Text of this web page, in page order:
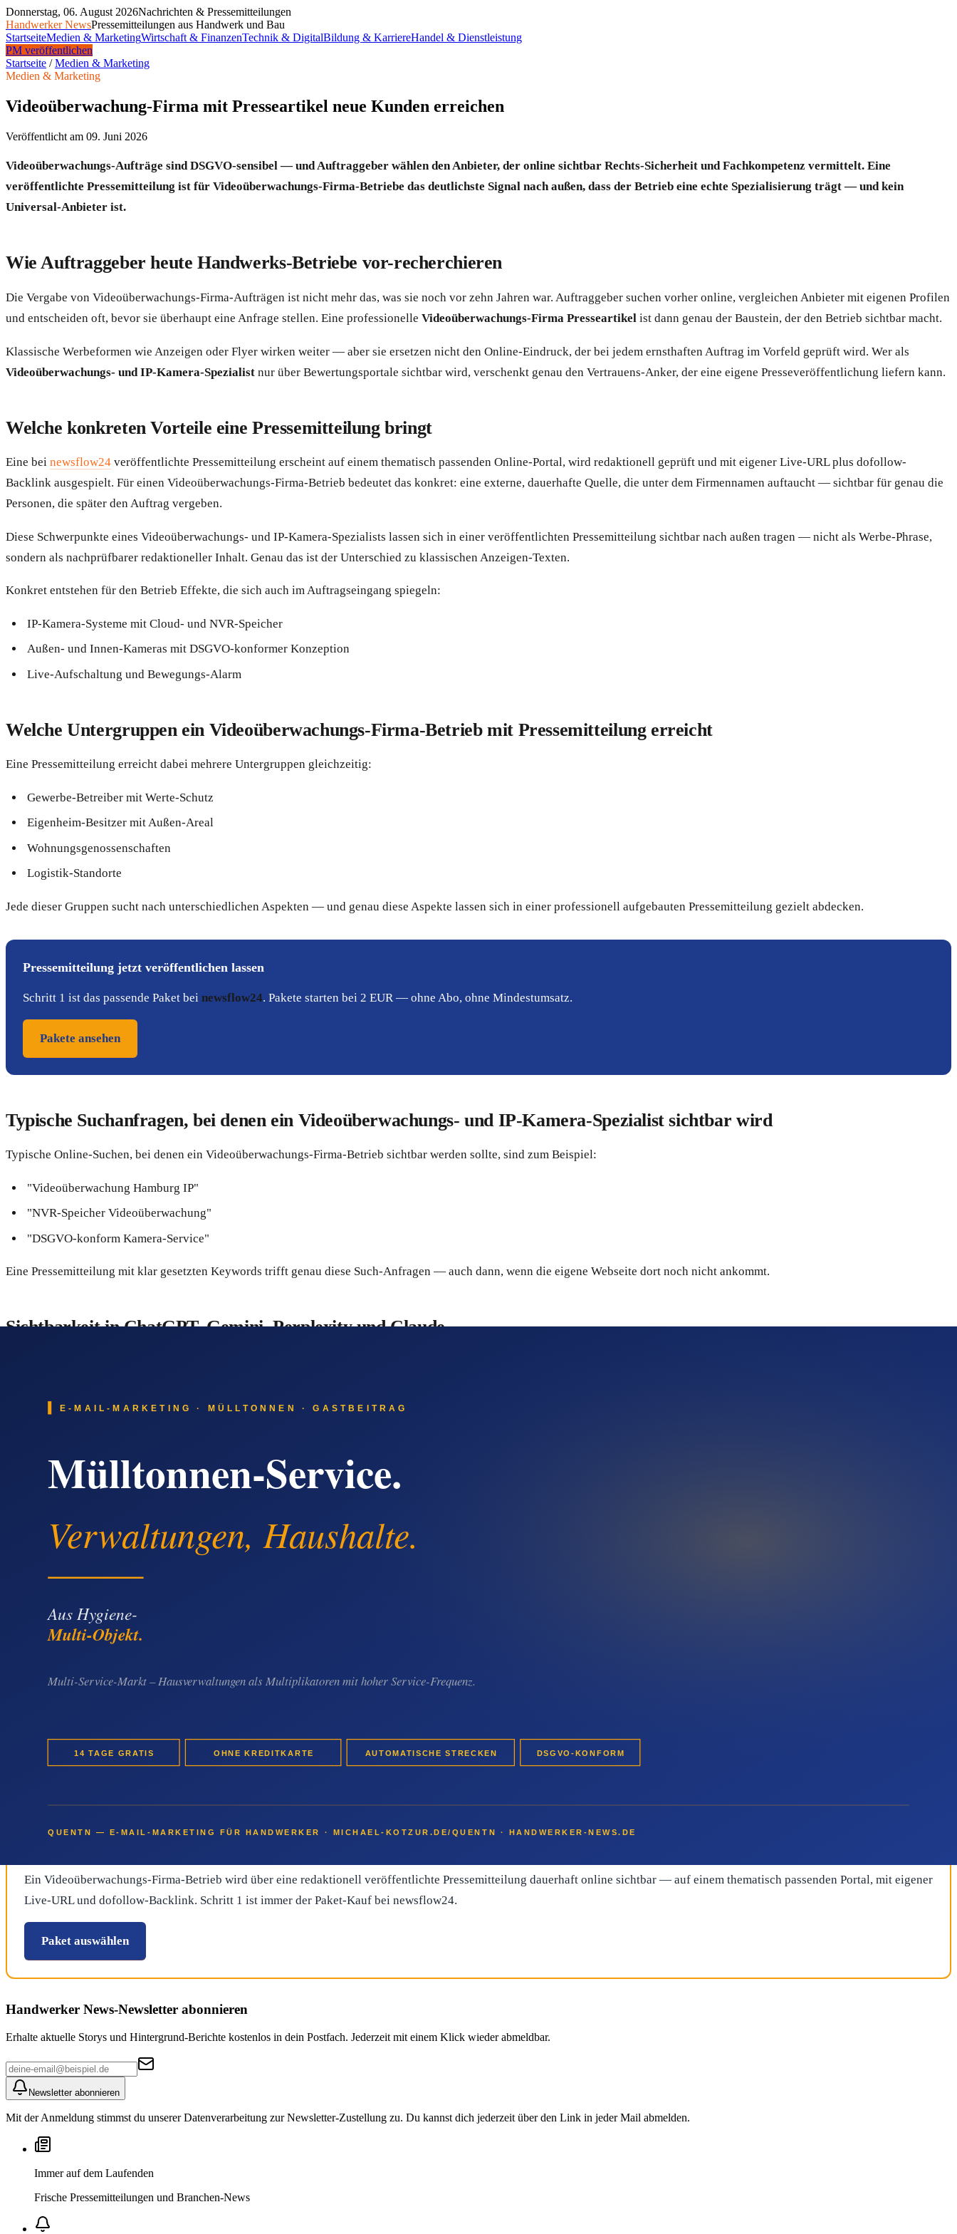
Donnerstag, 06. August 2026Nachrichten & Pressemitteilungen
Handwerker NewsPressemitteilungen aus Handwerk und Bau
StartseiteMedien & MarketingWirtschaft & FinanzenTechnik & DigitalBildung & KarriereHandel & Dienstleistung
PM veröffentlichen
Startseite /Medien & Marketing
Medien & Marketing
Videoüberwachung-Firma mit Presseartikel neue Kunden erreichen
Veröffentlicht am 09. Juni 2026
Videoüberwachungs-Aufträge sind DSGVO-sensibel — und Auftraggeber wählen den Anbieter, der online sichtbar Rechts-Sicherheit und Fachkompetenz vermittelt. Eine
veröffentlichte Pressemitteilung ist für Videoüberwachungs-Firma-Betriebe das deutlichste Signal nach außen, dass der Betrieb eine echte Spezialisierung trägt — und kein
Universal-Anbieter ist.
Wie Auftraggeber heute Handwerks-Betriebe vor-recherchieren
Die Vergabe von Videoüberwachungs-Firma-Aufträgen ist nicht mehr das, was sie noch vor zehn Jahren war. Auftraggeber suchen vorher online, vergleichen Anbieter mit eigenen Profilen
und entscheiden oft, bevor sie überhaupt eine Anfrage stellen. Eine professionelle Videoüberwachungs-Firma Presseartikel ist dann genau der Baustein, der den Betrieb sichtbar macht.
Klassische Werbeformen wie Anzeigen oder Flyer wirken weiter — aber sie ersetzen nicht den Online-Eindruck, der bei jedem ernsthaften Auftrag im Vorfeld geprüft wird. Wer als
Videoüberwachungs- und IP-Kamera-Spezialist nur über Bewertungsportale sichtbar wird, verschenkt genau den Vertrauens-Anker, der eine eigene Presseveröffentlichung liefern kann.
Welche konkreten Vorteile eine Pressemitteilung bringt
Eine bei newsflow24 veröffentlichte Pressemitteilung erscheint auf einem thematisch passenden Online-Portal, wird redaktionell geprüft und mit eigener Live-URL plus dofollow-
Backlink ausgespielt. Für einen Videoüberwachungs-Firma-Betrieb bedeutet das konkret: eine externe, dauerhafte Quelle, die unter dem Firmennamen auftaucht — sichtbar für genau die
Personen, die später den Auftrag vergeben.
Diese Schwerpunkte eines Videoüberwachungs- und IP-Kamera-Spezialists lassen sich in einer veröffentlichten Pressemitteilung sichtbar nach außen tragen — nicht als Werbe-Phrase,
sondern als nachprüfbarer redaktioneller Inhalt. Genau das ist der Unterschied zu klassischen Anzeigen-Texten.
Konkret entstehen für den Betrieb Effekte, die sich auch im Auftragseingang spiegeln:
IP-Kamera-Systeme mit Cloud- und NVR-Speicher
Außen- und Innen-Kameras mit DSGVO-konformer Konzeption
Live-Aufschaltung und Bewegungs-Alarm
Welche Untergruppen ein Videoüberwachungs-Firma-Betrieb mit Pressemitteilung erreicht
Eine Pressemitteilung erreicht dabei mehrere Untergruppen gleichzeitig:
Gewerbe-Betreiber mit Werte-Schutz
Eigenheim-Besitzer mit Außen-Areal
Wohnungsgenossenschaften
Logistik-Standorte
Jede dieser Gruppen sucht nach unterschiedlichen Aspekten — und genau diese Aspekte lassen sich in einer professionell aufgebauten Pressemitteilung gezielt abdecken.
Pressemitteilung jetzt veröffentlichen lassen
Schritt 1 ist das passende Paket bei newsflow24. Pakete starten bei 2 EUR — ohne Abo, ohne Mindestumsatz.
Pakete ansehen
Typische Suchanfragen, bei denen ein Videoüberwachungs- und IP-Kamera-Spezialist sichtbar wird
Typische Online-Suchen, bei denen ein Videoüberwachungs-Firma-Betrieb sichtbar werden sollte, sind zum Beispiel:
"Videoüberwachung Hamburg IP"
"NVR-Speicher Videoüberwachung"
"DSGVO-konform Kamera-Service"
Eine Pressemitteilung mit klar gesetzten Keywords trifft genau diese Such-Anfragen — auch dann, wenn die eigene Webseite dort noch nicht ankommt.
Sichtbarkeit in ChatGPT, Gemini, Perplexity und Claude
— und genau dort spielt eine Pressemitteilung ihre zweite Stärke aus: Sie wird nicht nur in Google sichtbar, sondern fließt in die Antwort-Datenbasis dieser KI-Systeme ein.
Wie der Pressearbeit-Prozess im Detail funktioniert
newsflow24 ist bewusst einfach gehalten:
Schritt 1:
Passendes Paket im Online-Shop kaufen — Pakete starten bei 2 EUR pro Pressemitteilung.
Schritt 2:Text und Bild liefern oder gegen Aufpreis redaktionell erstellen lassen.
Schritt 3:Redaktionelle Prüfung durch die Newsflow-Redaktion.
Es gibt keine Abo-Bindung und keinen Mindestumsatz. Ein Videoüberwachungs-Firma-Betrieb kann mit einer einzelnen Veröffentlichung starten und später bei Bedarf nachlegen — etwa
statt punktueller Werbung. Der Effekt einesKomplett-Videoüberwachungs-Auftrag eines Gewerbe-Standortssrechtfertigt das überschaubare Invest schnell — und durch die Pakete ab 2
Ein Videoüberwachungs-Firma-Betrieb wird über eine redaktionell veröffentlichte Pressemitteilung dauerhaft online sichtbar — auf einem thematisch passenden Portal, mit eigener
Live-URL und dofollow-Backlink. Schritt 1 ist immer der Paket-Kauf bei newsflow24.
Paket auswählen
Handwerker News-Newsletter abonnieren
Erhalte aktuelle Storys und Hintergrund-Berichte kostenlos in dein Postfach. Jederzeit mit einem Klick wieder abmeldbar.
Newsletter abonnieren
Mit der Anmeldung stimmst du unserer Datenverarbeitung zur Newsletter-Zustellung zu. Du kannst dich jederzeit über den Link in jeder Mail abmelden.
Immer auf dem Laufenden
Frische Pressemitteilungen und Branchen-News